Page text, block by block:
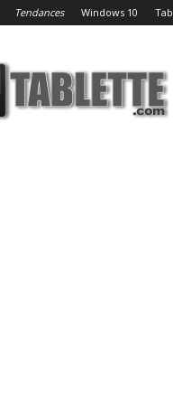
Tendances Windows 10